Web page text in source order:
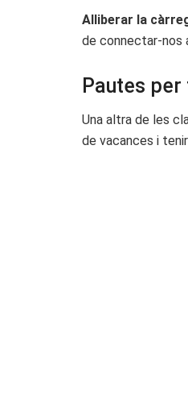
Alliberar la
de connectar-nos
Pautes
Una altra de les
de vacances i